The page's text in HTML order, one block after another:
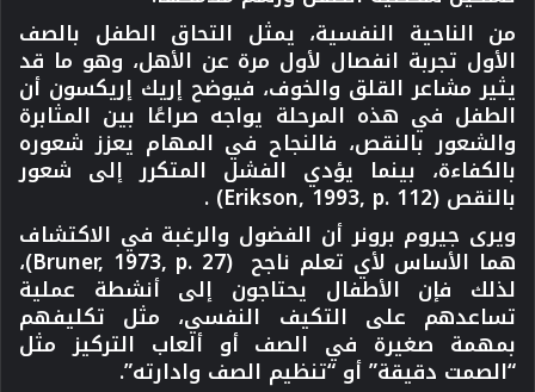
من الناحية النفسية، يمثل التحاق الطفل بالصف
الأول تجربة انفصال لأول مرة عن الأهل، وهو ما قد
يثير مشاعر القلق والخوف، فيوضح إريك إريكسون أن
الطفل في هذه المرحلة يواجه صراعًا بين المثابرة
والشعور بالنقص، فالنجاح في المهام يعزز شعوره
بالكفاءة، بينما يؤدي الفشل المتكرر إلى شعور
بالنقص (Erikson, 1993, p. 112) .
ويرى جيروم برونر أن الفضول والرغبة في الاكتشاف
هما الأساس لأي تعلم ناجح (Bruner, 1973, p. 27)،
لذلك فإن الأطفال يحتاجون إلى أنشطة عملية
تساعدهم على التكيف النفسي، مثل تكليفهم
بمهمة صغيرة في الصف أو ألعاب التركيز مثل
“الصمت دقيقة” أو “تنظيم الصف وادارته”.